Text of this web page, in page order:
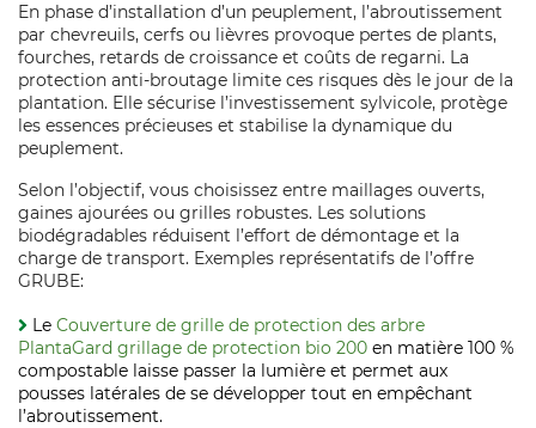
En phase d’installation d’un peuplement, l’abroutissement
par chevreuils, cerfs ou lièvres provoque pertes de plants,
fourches, retards de croissance et coûts de regarni. La
protection anti‑broutage limite ces risques dès le jour de la
plantation. Elle sécurise l’investissement sylvicole, protège
les essences précieuses et stabilise la dynamique du
peuplement.
Selon l’objectif, vous choisissez entre maillages ouverts,
gaines ajourées ou grilles robustes. Les solutions
biodégradables réduisent l’effort de démontage et la
charge de transport. Exemples représentatifs de l’offre
GRUBE:
Le Couverture de grille de protection des arbre
PlantaGard grillage de protection bio 200 en matière 100 %
compostable laisse passer la lumière et permet aux
pousses latérales de se développer tout en empêchant
l’abroutissement.